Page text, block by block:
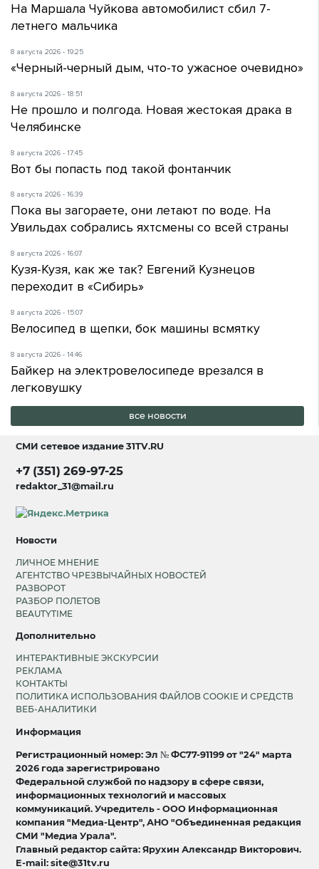
На Маршала Чуйкова автомобилист сбил 7-
летнего мальчика
8 августа 2026 - 19:25
«Черный-черный дым, что-то ужасное очевидно»
8 августа 2026 - 18:51
Не прошло и полгода. Новая жестокая драка в
Челябинске
8 августа 2026 - 17:45
Вот бы попасть под такой фонтанчик
8 августа 2026 - 16:39
Пока вы загораете, они летают по воде. На
Увильдах собрались яхтсмены со всей страны
8 августа 2026 - 16:07
Кузя-Кузя, как же так? Евгений Кузнецов
переходит в «Сибирь»
8 августа 2026 - 15:07
Велосипед в щепки, бок машины всмятку
8 августа 2026 - 14:46
Байкер на электровелосипеде врезался в
легковушку
все новости
СМИ сетевое издание31TV.RU
+7 (351) 269-97-25
redaktor_31@mail.ru
Новости
ЛИЧНОЕ МНЕНИЕ
АГЕНТСТВО ЧРЕЗВЫЧАЙНЫХ НОВОСТЕЙ
РАЗВОРОТ
РАЗБОР ПОЛЕТОВ
BEAUTYTIME
Дополнительно
ИНТЕРАКТИВНЫЕ ЭКСКУРСИИ
РЕКЛАМА
КОНТАКТЫ
ПОЛИТИКА ИСПОЛЬЗОВАНИЯ ФАЙЛОВ COOKIE И СРЕДСТВ
ВЕБ-АНАЛИТИКИ
Информация
Регистрационный номер: Эл № ФС77-91199 от "24" марта
2026 года зарегистрировано
Федеральной службой по надзору в сфере связи,
информационных технологий и массовых
коммуникаций. Учредитель - ООО Информационная
компания "Медиа-Центр", АНО "Объединенная редакция
СМИ "Медиа Урала".
Главный редактор сайта: Ярухин Александр Викторович.
E-mail: site@31tv.ru